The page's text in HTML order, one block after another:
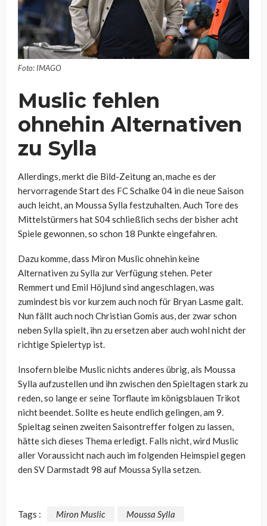
Foto: IMAGO
Muslic fehlen
ohnehin Alternativen
zu Sylla
Allerdings, merkt die Bild-Zeitung an, mache es der
hervorragende Start des FC Schalke 04 in die neue Saison
auch leicht, an Moussa Sylla festzuhalten. Auch Tore des
Mittelstürmers hat S04 schließlich sechs der bisher acht
Spiele gewonnen, so schon 18 Punkte eingefahren.
Dazu komme, dass Miron Muslic ohnehin keine
Alternativen zu Sylla zur Verfügung stehen. Peter
Remmert und Emil Höjlund sind angeschlagen, was
zumindest bis vor kurzem auch noch für Bryan Lasme galt.
Nun fällt auch noch Christian Gomis aus, der zwar schon
neben Sylla spielt, ihn zu ersetzen aber auch wohl nicht der
richtige Spielertyp ist.
Insofern bleibe Muslic nichts anderes übrig, als Moussa
Sylla aufzustellen und ihn zwischen den Spieltagen stark zu
reden, so lange er seine Torflaute im königsblauen Trikot
nicht beendet. Sollte es heute endlich gelingen, am 9.
Spieltag seinen zweiten Saisontreffer folgen zu lassen,
hätte sich dieses Thema erledigt. Falls nicht, wird Muslic
aller Voraussicht nach auch im folgenden Heimspiel gegen
den SV Darmstadt 98 auf Moussa Sylla setzen.
Tags : Miron Muslic Moussa Sylla